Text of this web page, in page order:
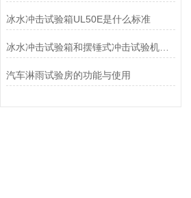
冰水冲击试验箱UL50E是什么标准
冰水冲击试验箱和摆锤式冲击试验机的区别
汽车淋雨试验房的功能与使用